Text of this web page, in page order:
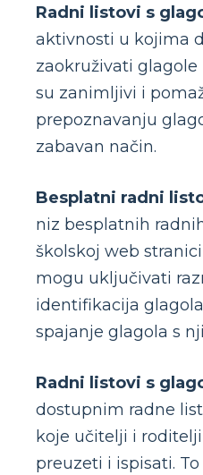
Radni listovi s
aktivnosti u kojima
zaokruživati glagole
su zanimljivi i
prepoznavanju
zabavan način.
Besplatni radni
niz besplatnih
školskoj web
mogu uključivati
identifikacija
spajanje glagola s
Radni listovi s
dostupnim radne
koje učitelji i
preuzeti i ispisati.